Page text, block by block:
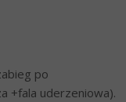
po
+fala uderzeniowa).